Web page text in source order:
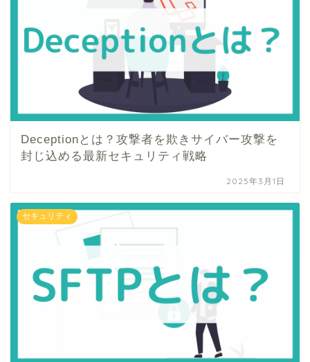
Deceptionとは？攻撃者を欺きサイバー攻撃を
封じ込める最新セキュリティ戦略
2025年3月1日
セキュリティ